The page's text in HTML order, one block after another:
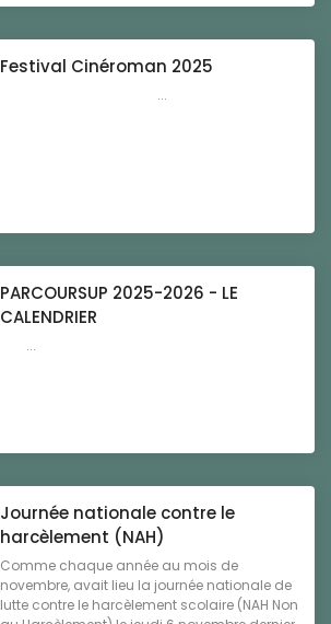
Festival Cinéroman 2025
...
PARCOURSUP 2025-2026 - LE
CALENDRIER
...
Journée nationale contre le
harcèlement (NAH)
Comme chaque année au mois de
novembre, avait lieu la journée nationale de
lutte contre le harcèlement scolaire (NAH Non